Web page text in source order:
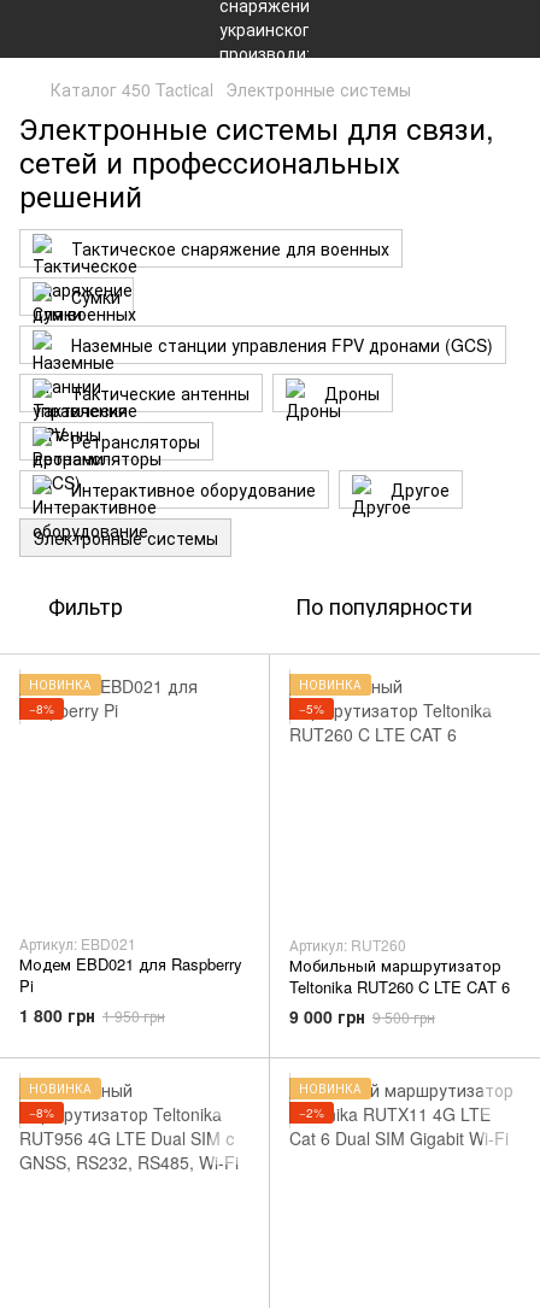
Каталог 450 Tactical Электронные системы
Электронные системы для связи,
сетей и профессиональных
решений
Тактическое снаряжение для военных
Сумки
Наземные станции управления FPV дронами (GCS)
Тактические антенны
Дроны
Ретрансляторы
Интерактивное оборудование
Другое
Электронные системы
Фильтр По популярности
НОВИНКА
−8%
Артикул: EBD021
Модем EBD021 для Raspberry
Pi
1 800 грн 1 950 грн
НОВИНКА
−5%
Артикул: RUT260
Мобильный маршрутизатор
Teltonika RUT260 C LTE CAT 6
9 000 грн 9 500 грн
НОВИНКА
−8%
НОВИНКА
−2%